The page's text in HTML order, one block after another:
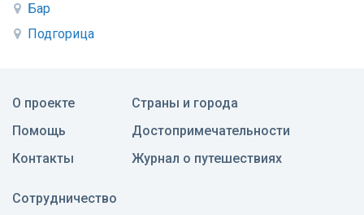
Бар
Подгорица
О проекте
Помощь
Контакты
Страны и города
Достопримечательности
Журнал о путешествиях
Сотрудничество